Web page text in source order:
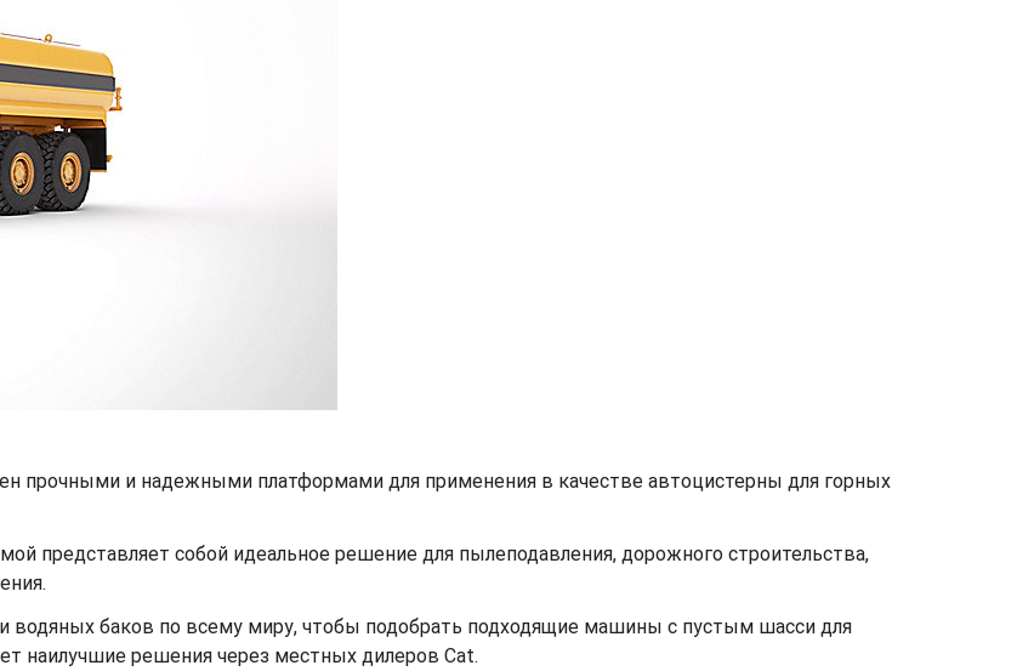
прочными и надежными платформами для применения в качестве автоцистерны для горных
представляет собой идеальное решение для пылеподавления, дорожного строительства,
водяных баков по всему миру, чтобы подобрать подходящие машины с пустым шасси для
наилучшие решения через местных дилеров Cat.